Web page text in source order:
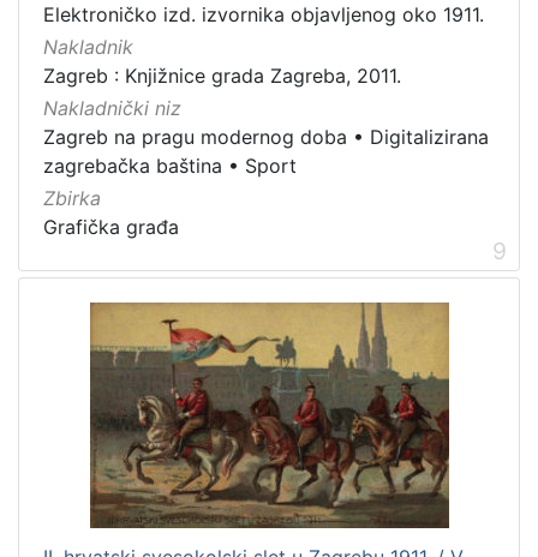
Elektroničko izd. izvornika objavljenog oko 1911.
Nakladnik
Zagreb : Knjižnice grada Zagreba, 2011.
Nakladnički niz
Zagreb na pragu modernog doba • Digitalizirana
zagrebačka baština • Sport
Zbirka
Grafička građa
9